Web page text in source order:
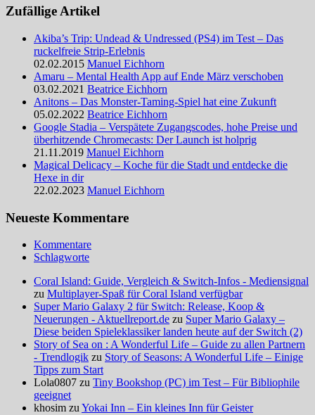
Zufällige Artikel
Akiba’s Trip: Undead & Undressed (PS4) im Test – Das
ruckelfreie Strip-Erlebnis
02.02.2015 Manuel Eichhorn
Amaru – Mental Health App auf Ende März verschoben
03.02.2021 Beatrice Eichhorn
Anitons – Das Monster-Taming-Spiel hat eine Zukunft
05.02.2022 Beatrice Eichhorn
Google Stadia – Verspätete Zugangscodes, hohe Preise und
überhitzende Chromecasts: Der Launch ist holprig
21.11.2019 Manuel Eichhorn
Magical Delicacy – Koche für die Stadt und entdecke die
Hexe in dir
22.02.2023 Manuel Eichhorn
Neueste Kommentare
Kommentare
Schlagworte
Coral Island: Guide, Vergleich & Switch-Infos - Mediensignal
zu Multiplayer-Spaß für Coral Island verfügbar
Super Mario Galaxy 2 für Switch: Release, Koop &
Neuerungen - Aktuellreport.de zu Super Mario Galaxy –
Diese beiden Spieleklassiker landen heute auf der Switch (2)
Story of Sea on : A Wonderful Life – Guide zu allen Partnern
- Trendlogik zu Story of Seasons: A Wonderful Life – Einige
Tipps zum Start
Lola0807 zu Tiny Bookshop (PC) im Test – Für Bibliophile
geeignet
khosim zuYokai Inn – Ein kleines Inn für Geister